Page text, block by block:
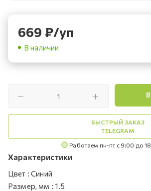
669 ₽/уп
В наличии
БЫСТРЫЙ ЗАКАЗ
TELEGRAM
Работаем пн-пт с 9:00 до
Характеристики
Цвет : Синий
Размер, мм : 1.5